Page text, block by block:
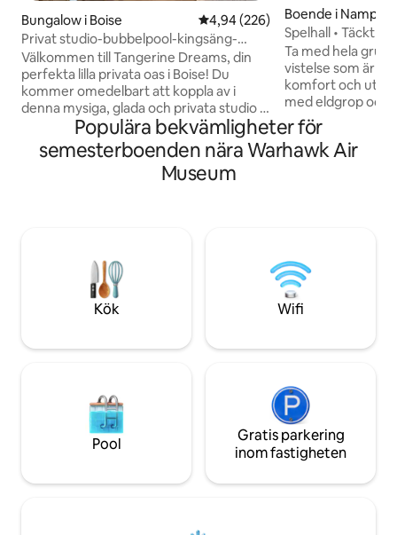
Bungalow i Boise 4,94 av 5 i genomsnittligt
4,94 (226)
Privat studio-bubbelpool-kingsäng-
eldstad-pizzaugn
Välkommen till Tangerine Dreams, din
perfekta lilla privata oas i Boise! Du
kommer omedelbart att koppla av i
denna mysiga, glada och privata studio i
ett lugnt grannskap. Det avskilda
utomhusutrymmet har en bubbelpool,
en eldstad och ett loungerområde där
du kan koppla av efter en dags arbete
till BSU ⟡ 4 minuter till flygplatsen ⟡ 7
minuter till Downtown ⟡ 45 minuter till
Bogus Basin
Boende i Nampa
Spelhall • Täckt
Sovplats för 10
Ta med hela
vistelse som är
komfort och
med eldgrop och
arkadspel/-rum på 74
arkadmaskiner,
basket, cornhole, 50-
sjukhus Husdjursvänligt med
godkännande
Populära bekvämligheter för
semesterboenden nära Warhawk Air
Museum
Kök Wifi
Pool
Gratis parkering
inom fastigheten